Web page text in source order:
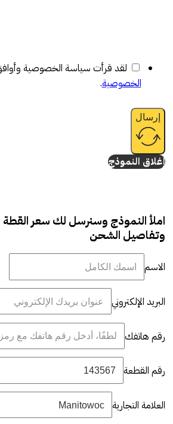
لقد قرأت سياسة الخصوصية
الخصوصية.
إرسال
إغلاق النموذج
املأ النموذج وسنرسل لك سعر القطة
وتفاصيل الشحن
الاسم
البريد الإلكتروني
رقم هاتفك
رقم القطعة
العلامة التجارية